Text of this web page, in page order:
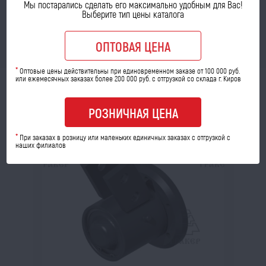
МОЖЕТ ПРИГОДИТЬСЯ
Мы постарались сделать его максимально удобным для Вас!
Выберите тип цены каталога
ОПТОВАЯ ЦЕНА
*Оптовые цены действительны при единовременном заказе от 100 000 руб.
или ежемесячных заказах более 200 000 руб. с отгрузкой со склада г. Киров
РОЗНИЧНАЯ ЦЕНА
* При заказах в розницу или маленьких единичных заказах с отгрузкой с
наших филиалов